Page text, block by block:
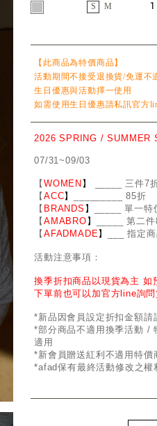
S M
【此商品為特價商品】
活動期間不接受退換貨/免運不
生日優惠與活動擇一使用
如需使用生日優惠請私訊官方
2026 SPRING / SUMMER
07/31~09/03
【 WOMEN 】
___ 三件7
【 ACC】
____ 85折
【 BRANDS 】
_ 單一特
【 AMABRO 】
_ 第二
【 AFADMADE】 ___ 指定
活動注意事項：
換季折扣商品以現貨為主 如
下單前也可以加官方line詢問
*新品因會員設定折扣金額請
*部分商品不適用換季活動 /
適用
*新會員贈送紅利不適用特價
*afad保有最終活動修改之權